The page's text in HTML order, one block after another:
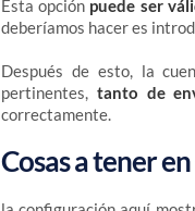
Esta opción puede ser
deberíamos hacer es
Después de esto, la
pertinentes, tanto de
correctamente.
Cosas a tener